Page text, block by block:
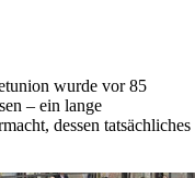
wurde vor 85
– ein lange
dessen tatsächliches